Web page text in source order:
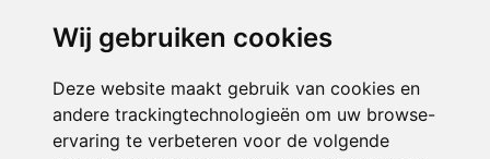
Wij gebruiken cookies
Deze website maakt gebruik van cookies en
andere trackingtechnologieën om uw browse-
ervaring te verbeteren voor de volgende
ONDERDEEL VAN